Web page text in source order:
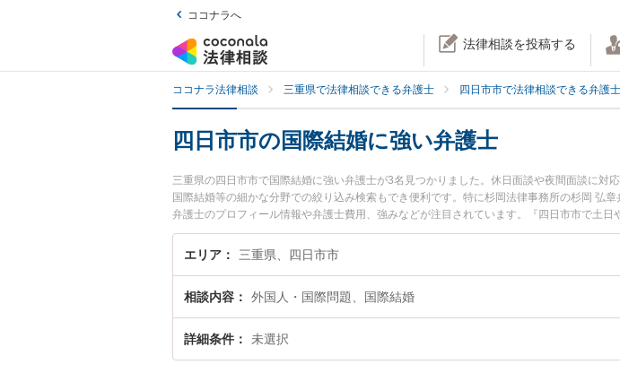
ココナラへ
法律相談を投稿する
ココナラ法律相談 三重県で法律相談できる弁護士 四日市市で法律相談できる弁護士
四日市市の国際結婚に強い弁護士
三重県の四日市市で国際結婚に強い弁護士が3名見つかりました。休日面談や夜間面談に対
国際結婚等の細かな分野での絞り込み検索もでき便利です。特に杉岡法律事務所の杉岡 弘
弁護士のプロフィール情報や弁護士費用、強みなどが注目されています。『四日市市で土
ラブル解決の実績豊富な近くの弁護士を検索したい』『初回相談無料で国際結婚を法律相
す。エリア 三重県、四日市市
相談内容 外国人・国際問題、国際結婚
詳細条件 未選択